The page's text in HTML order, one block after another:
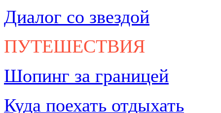
Диалог со звездой
ПУТЕШЕСТВИЯ
Шопинг за границей
Куда поехать отдыхать